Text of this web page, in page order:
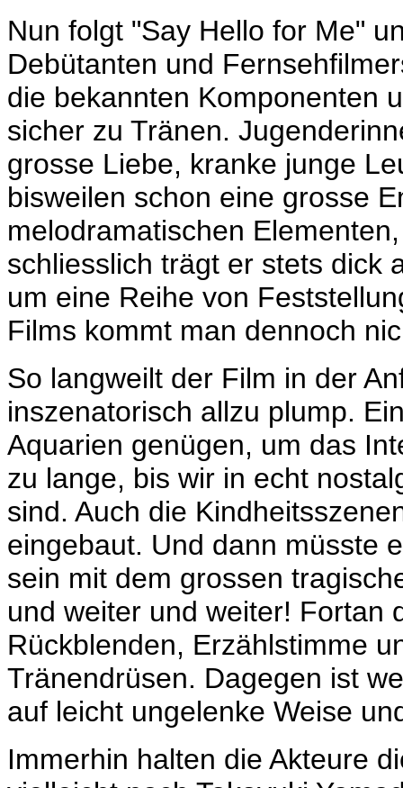
Nun folgt "Say Hello for Me"
Debütanten und
die bekannten Komponenten
sicher zu Tränen.
grosse Liebe, kranke junge
bisweilen schon eine grosse
melodramatischen
schliesslich trägt er stets dick
um eine Reihe von
Films kommt man dennoch
So langweilt der Film in der
inszenatorisch allzu plump.
Aquarien genügen, um das
zu lange, bis wir in echt
sind. Auch die
eingebaut. Und dann müsste
sein mit dem grossen
und weiter und weiter! Fortan
Rückblenden, Erzählstimme
Tränendrüsen. Dagegen ist
auf leicht ungelenke Weise
Immerhin halten die Akteure